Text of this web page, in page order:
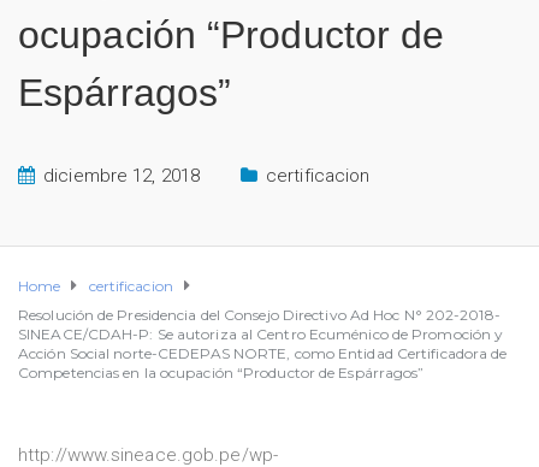
ocupación “Productor de
Espárragos”
diciembre 12, 2018 certificacion
Home
certificacion
Resolución de Presidencia del Consejo Directivo Ad Hoc N° 202-2018-
SINEACE/CDAH-P: Se autoriza al Centro Ecuménico de Promoción y
Acción Social norte-CEDEPAS NORTE, como Entidad Certificadora de
Competencias en la ocupación “Productor de Espárragos”
http://www.sineace.gob.pe/wp-